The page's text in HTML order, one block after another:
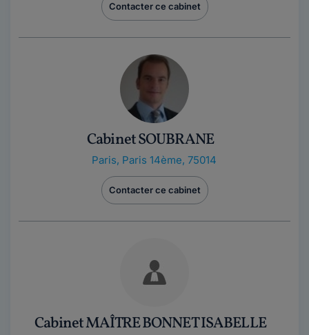
Contacter ce cabinet
Cabinet SOUBRANE
Paris, Paris 14ème, 75014
Contacter ce cabinet
Cabinet MAÎTRE BONNET ISABELLE